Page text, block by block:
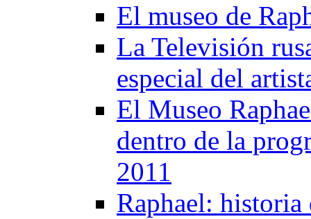
El museo de
La Televisión
especial del
El Museo
dentro de la
2011
Raphael: historia